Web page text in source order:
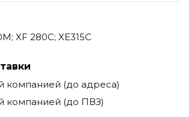
XF 280C; XE315C
компанией (до адреса)
компанией (до ПВЗ)